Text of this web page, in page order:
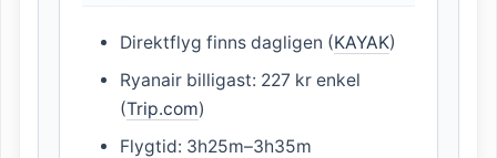
Direktflyg finns dagligen (KAYAK)
Ryanair billigast: 227 kr enkel
(Trip.com)
Flygtid: 3h25m–3h35m